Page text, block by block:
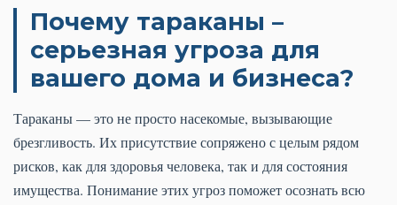
Почему тараканы –
серьезная угроза для
вашего дома и бизнеса?
Тараканы — это не просто насекомые, вызывающие
брезгливость. Их присутствие сопряжено с целым рядом
рисков, как для здоровья человека, так и для состояния
имущества. Понимание этих угроз поможет осознать всю